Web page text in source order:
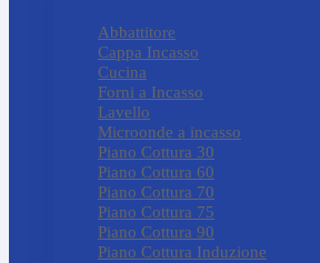
Abbattitore
Cappa Incasso
Cucina
Forni a Incasso
Lavello
Microonde a incasso
Piano Cottura 30
Piano Cottura 60
Piano Cottura 70
Piano Cottura 75
Piano Cottura 90
Piano Cottura Induzione